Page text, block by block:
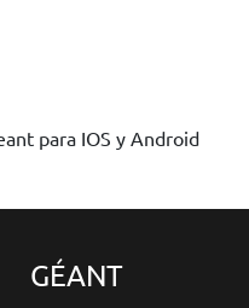
para IOS y Android
GÉANT